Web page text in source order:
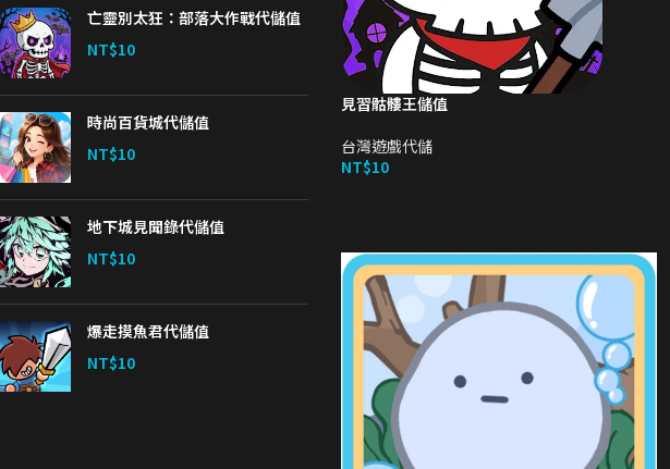
亡靈別太狂：部落大作戰代儲值
NT$10
時尚百貨城代儲值
NT$10
地下城見聞錄代儲值
NT$10
爆走摸魚君代儲值
NT$10
見習骷髏王儲值
台灣遊戲代儲
NT$10